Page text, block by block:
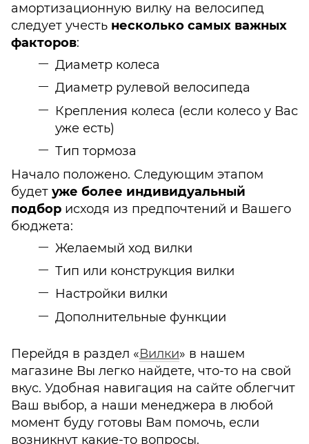
амортизационную вилку на велосипед
следует учесть несколько самых важных
факторов:
Диаметр колеса
Диаметр рулевой велосипеда
Крепления колеса (если колесо у Вас
уже есть)
Тип тормоза
Начало положено. Следующим этапом
будет уже более индивидуальный
подбор исходя из предпочтений и Вашего
бюджета:
Желаемый ход вилки
Тип или конструкция вилки
Настройки вилки
Дополнительные функции
Перейдя в раздел «Вилки» в нашем
магазине Вы легко найдете, что-то на свой
вкус. Удобная навигация на сайте облегчит
Ваш выбор, а наши менеджера в любой
момент буду готовы Вам помочь, если
возникнут какие-то вопросы.